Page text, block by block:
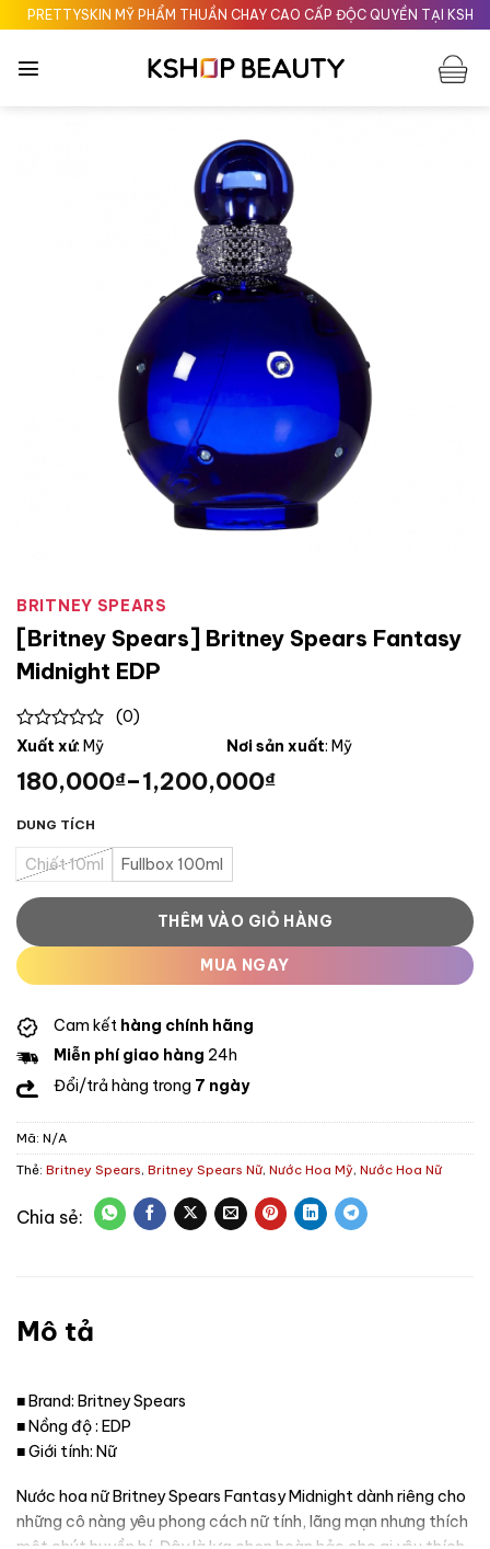
Chuyển
đến
nội
MỸ PHẨM THUẦN CHAY CAO CẤP ĐỘC QUYỀN TẠI
BRITNEY SPEARS
[Britney Spears] Britney Spears Fantasy
Midnight EDP
0
of
5
(0)
Xuất xứ: Mỹ Nơi sản xuất: Mỹ
180,000₫–1,200,000₫
DUNG TÍCH
Chiết 10ml Fullbox 100ml
THÊM VÀO GIỎ HÀNG
MUA NGAY
Cam kết hàng chính hãng
Miễn phí giao hàng 24h
Đổi/trả hàng trong 7 ngày
Mã: N/A
Thẻ: Britney Spears, Britney Spears Nữ, Nước Hoa Mỹ, Nước Hoa Nữ
Mô tả
■ Brand: Britney Spears
■ Nồng độ : EDP
■ Giới tính: Nữ
Nước hoa nữ Britney Spears Fantasy Midnight dành riêng cho
những cô nàng yêu phong cách nữ tính, lãng mạn nhưng thích